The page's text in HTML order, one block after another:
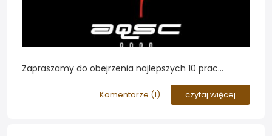
Zapraszamy do obejrzenia najlepszych 10 prac
najładniejsze akwarium roślinne Aquascaping Spain
Komentarze (1) czytaj więcej